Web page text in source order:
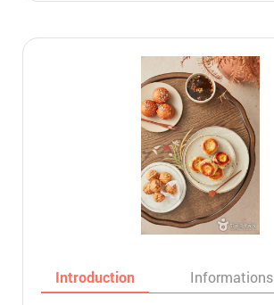
Introduction Informations